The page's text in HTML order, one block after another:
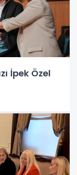
İpek Özel